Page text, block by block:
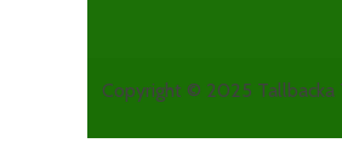
Copyright © 2025 Tallbacka